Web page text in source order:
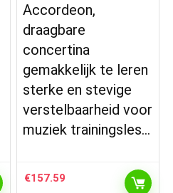
Accordeon,
draagbare
concertina
gemakkelijk te leren
sterke en stevige
verstelbaarheid voor
muziek trainingsles…
€157.59